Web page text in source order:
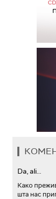
Da, ali...
Како
шта нас